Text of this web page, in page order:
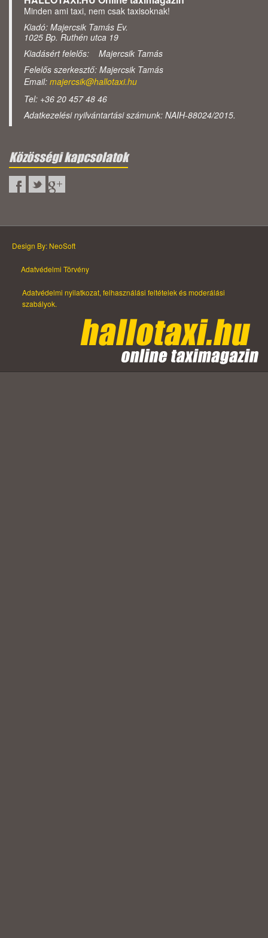
Minden ami taxi, nem csak taxisoknak!
Kiadó: Majercsik Tamás Ev.
1025 Bp. Ruthén utca 19
Kiadásért felelős: Majercsik Tamás
Felelős szerkesztő: Majercsik Tamás
Email: majercsik@hallotaxi.hu
Tel: +36 20 457 48 46
Adatkezelési nyilvántartási számunk: NAIH-88024/2015.
Közösségi kapcsolatok
Design By: NeoSoft
Adatvédelmi Törvény
Adatvédelmi nyilatkozat, felhasználási feltételek és moderálási
szabályok.